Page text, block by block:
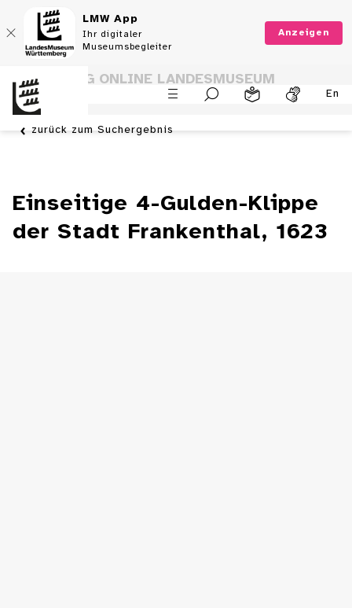
LMW App
Ihr digitaler
Museumsbegleiter
Anzeigen
En
SAMMLUNG ONLINE LANDESMUSEUM
WÜRTTEMBERG
zurück zum Suchergebnis
Einseitige 4-Gulden-Klippe
der Stadt Frankenthal, 1623